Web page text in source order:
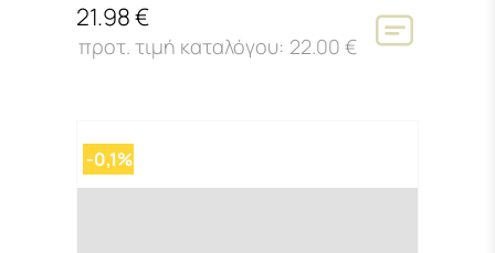
21.98 €
22.00 €
-0,1%